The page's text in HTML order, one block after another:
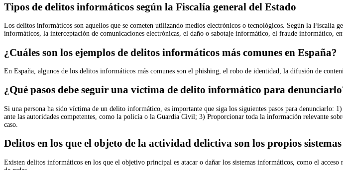
Tipos de delitos informáticos según la Fiscalía general del Estado
Los delitos informáticos son aquellos que se cometen utilizando medios electrónicos o tecnológicos. Según la Fiscalía
informáticos, la interceptación de comunicaciones electrónicas, el daño o sabotaje informático, el fraude informático,
¿Cuáles son los ejemplos de delitos informáticos más comunes en España?
En España, algunos de los delitos informáticos más comunes son el phishing, el robo de identidad, la difusión de
¿Qué pasos debe seguir una víctima de delito informático para
Si una persona ha sido víctima de un delito informático, es importante que siga los siguientes pasos para denunciarlo:
ante las autoridades competentes, como la policía o la Guardia Civil; 3) Proporcionar toda la información relevante
caso.
Delitos en los que el objeto de la actividad delictiva son los propios
Existen delitos informáticos en los que el objetivo principal es atacar o dañar los sistemas informáticos, como el